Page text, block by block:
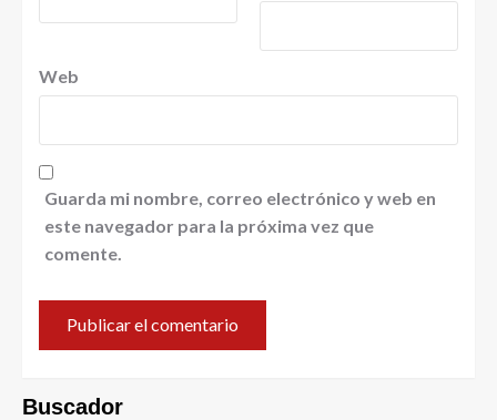
Web
Guarda mi nombre, correo electrónico y web en
este navegador para la próxima vez que
comente.
Buscador